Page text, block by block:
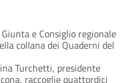
e Consiglio regionale
collana dei Quaderni del
Turchetti, presidente
raccoglie quattordici